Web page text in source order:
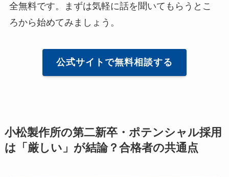
全無料です。まずは気軽に話を聞いてもらうとこ
ろから始めてみましょう。
公式サイトで無料相談する
小松製作所の第二新卒・ポテンシャル採用
は「厳しい」が結論？合格者の共通点